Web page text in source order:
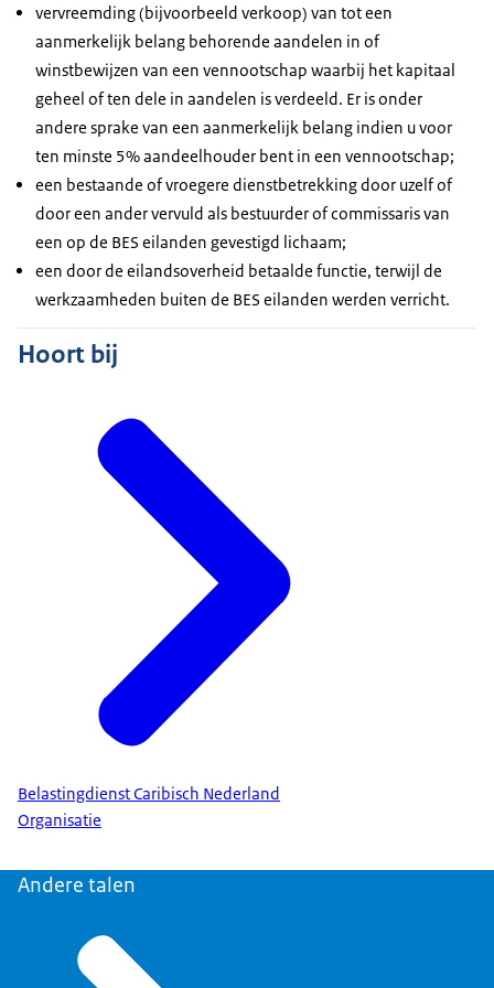
vervreemding (bijvoorbeeld verkoop) van tot een
aanmerkelijk belang behorende aandelen in of
winstbewijzen van een vennootschap waarbij het kapitaal
geheel of ten dele in aandelen is verdeeld. Er is onder
andere sprake van een aanmerkelijk belang indien u voor
ten minste 5% aandeelhouder bent in een vennootschap;
een bestaande of vroegere dienstbetrekking door uzelf of
door een ander vervuld als bestuurder of commissaris van
een op de BES eilanden gevestigd lichaam;
een door de eilandsoverheid betaalde functie, terwijl de
werkzaamheden buiten de BES eilanden werden verricht.
Hoort bij
Belastingdienst Caribisch Nederland
Organisatie
Andere talen